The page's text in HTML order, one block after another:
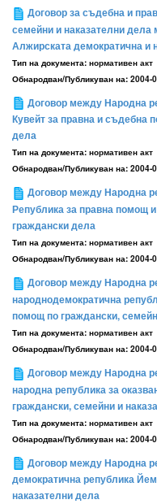
Договор за съдебна и
семейни и наказателни
Алжирската демократична и
Тип на документа: нормативен акт
Обнародван/Публикуван на: 2004-
Договор между Народна
Кувейт за правна и съдебна
дела
Тип на документа: нормативен акт
Обнародван/Публикуван на: 2004-
Договор между Народна
Република за правна помощ
граждански дела
Тип на документа: нормативен акт
Обнародван/Публикуван на: 2004-
Договор между Народна
народнодемократична
помощ по граждански,
Тип на документа: нормативен акт
Обнародван/Публикуван на: 2004-
Договор между Народна
народна република за
граждански, семейни и
Тип на документа: нормативен акт
Обнародван/Публикуван на: 2004-
Договор между Народна
демократична република
наказателни дела